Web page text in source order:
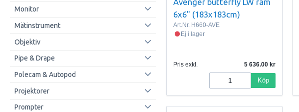
Monitor
Mätinstrument
Objektiv
Pipe & Drape
Polecam & Autopod
Projektorer
Prompter
6x6" (183x183cm)
Art.Nr. H660-AVE
Ej i lager
Pris exkl. 5 636.00
Köp